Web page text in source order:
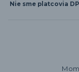
Nie sme platcovia